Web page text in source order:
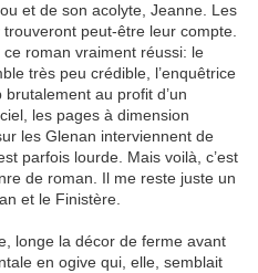
et de son acolyte, Jeanne. Les
peut-être leur compte.
ce roman vraiment réussi: le
très peu crédible, l’enquêtrice
au profit d’un
les pages à dimension
les Glenan interviennent de
parfois lourde. Mais voilà, c’est
de roman. Il me reste juste un
et le Finistère.
longe la décor de ferme avant
en ogive qui, elle, semblait